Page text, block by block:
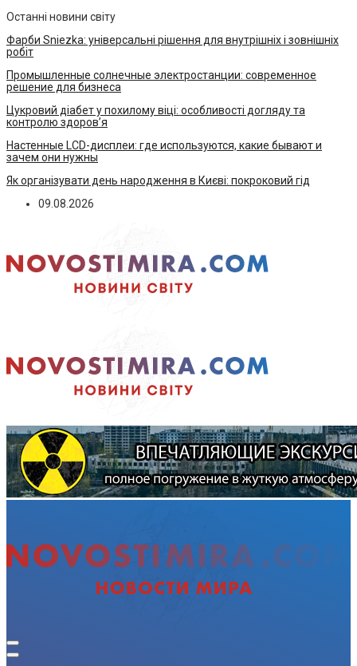
Останні новини світу
Фарби Sniezka: універсальні рішення для внутрішніх і зовнішніх
робіт
Промышленные солнечные электростанции: современное
решение для бизнеса
Цукровий діабет у похилому віці: особливості догляду та
контролю здоров’я
Настенные LCD-дисплеи: где используются, какие бывают и
зачем они нужны
Як організувати день народження в Києві: покроковий гід
09.08.2026